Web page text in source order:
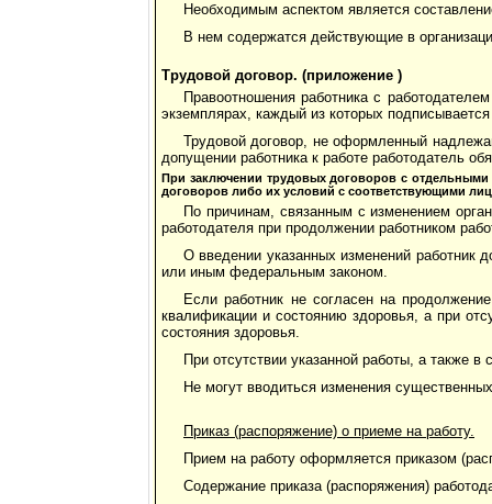
Необходимым аспектом является
В нем содержатся действующие в
Трудовой договор. (приложение )
Правоотношения работника с
экземплярах, каждый из которых
Трудовой договор, не оформленный
допущении работника к работе работодатель
При заключении трудовых договоров с
договоров либо их условий с соответствующими
По причинам, связанным с изменением
работодателя при продолжении работником
О введении указанных изменений
или иным федеральным законом.
Если работник не согласен на
квалификации и состоянию здоровья, а при
состояния здоровья.
При отсутствии указанной работы, а также
Не могут вводиться изменения
Приказ (распоряжение) о приеме на работу.
Прием на работу оформляется приказом
Содержание приказа (распоряжения)